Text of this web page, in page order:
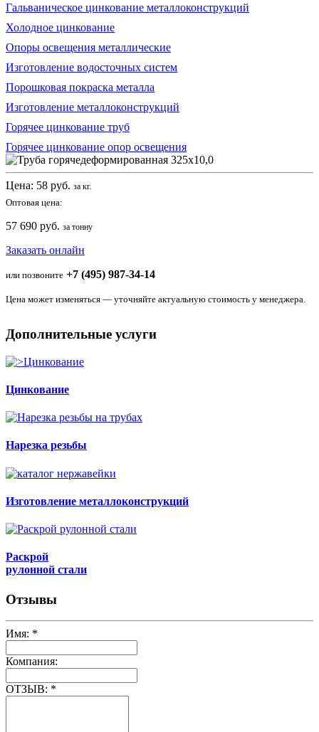
Гальваническое цинкование металлоконструкций
Холодное цинкование
Опоры освещения металлические
Изготовление водосточных систем
Порошковая покраска металла
Изготовление металлоконструкций
Горячее цинкование труб
Горячее цинкование опор освещения
Цена: 58 руб. за кг.
Оптовая цена:
57 690 руб. за тонну
Заказать онлайн
или позвоните +7 (495) 987-34-14
Цена может изменяться — уточняйте актуальную стоимость у менеджера.
Дополнительные услуги
Цинкование
Нарезка резьбы
Изготовление металлоконструкций
Раскрой
рулонной стали
Отзывы
Имя: *
Компания:
ОТЗЫВ: *